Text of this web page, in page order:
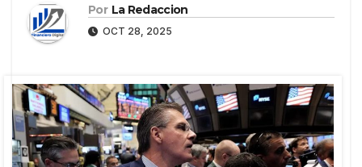
Por La Redaccion
OCT 28, 2025